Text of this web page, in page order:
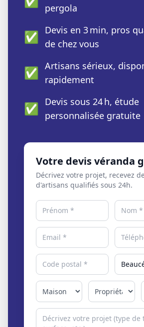
pergola
✅ Devis en 3 min, pros
de chez vous
✅ Artisans sérieux,
rapidement
✅ Devis sous 24 h, étude
personnalisée gratuite
Votre devis véranda
Décrivez votre projet, recevez
d'artisans qualifiés sous 24h.